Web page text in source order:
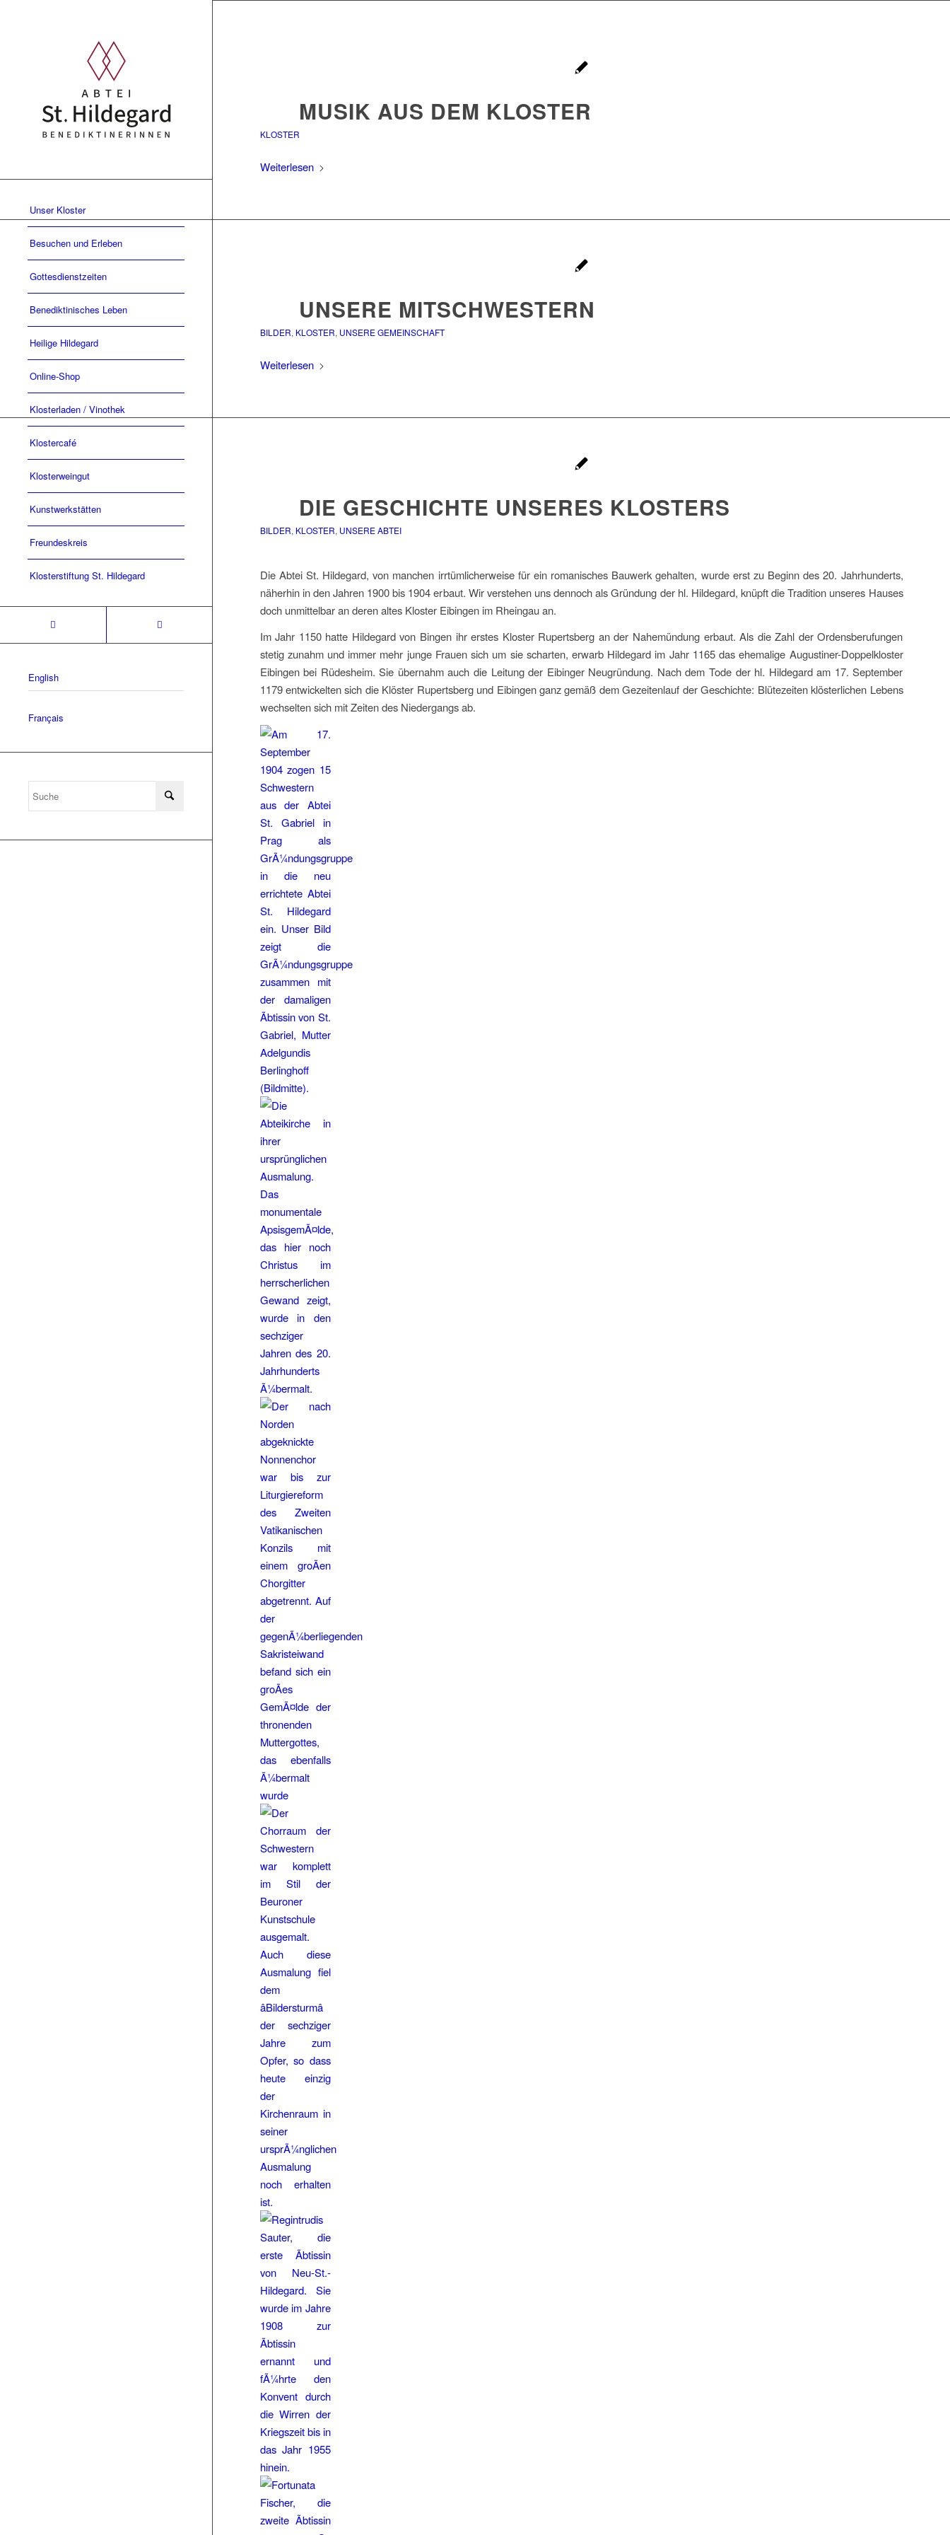
Unser Kloster
Besuchen und Erleben
Gottesdienstzeiten
Benediktinisches Leben
Heilige Hildegard
Online-Shop
Klosterladen / Vinothek
Klostercafé
Klosterweingut
Kunstwerkstätten
Freundeskreis
Klosterstiftung St. Hildegard
English
Français
MUSIK AUS DEM KLOSTER
KLOSTER
Weiterlesen
UNSERE MITSCHWESTERN
BILDER, KLOSTER, UNSERE GEMEINSCHAFT
Weiterlesen
DIE GESCHICHTE UNSERES KLOSTERS
BILDER, KLOSTER, UNSERE ABTEI
Die Abtei St. Hildegard, von manchen irrtümlicherweise für ein romanisches Bauwerk gehalten, wurde erst zu Beginn des 20. Jahrhunderts,
näherhin in den Jahren 1900 bis 1904 erbaut. Wir verstehen uns dennoch als Gründung der hl. Hildegard, knüpft die Tradition unseres Hauses
doch unmittelbar an deren altes Kloster Eibingen im Rheingau an.
Im Jahr 1150 hatte Hildegard von Bingen ihr erstes Kloster Rupertsberg an der Nahemündung erbaut. Als die Zahl der Ordensberufungen
stetig zunahm und immer mehr junge Frauen sich um sie scharten, erwarb Hildegard im Jahr 1165 das ehemalige Augustiner-Doppelkloster
Eibingen bei Rüdesheim. Sie übernahm auch die Leitung der Eibinger Neugründung. Nach dem Tode der hl. Hildegard am 17. September
1179 entwickelten sich die Klöster Rupertsberg und Eibingen ganz gemäß dem Gezeitenlauf der Geschichte: Blütezeiten klösterlichen Lebens
wechselten sich mit Zeiten des Niedergangs ab.